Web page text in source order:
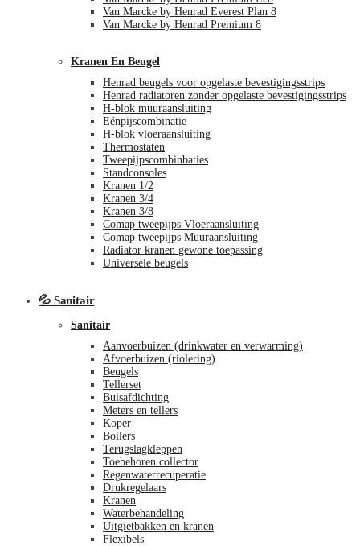
Van Marcke by Henrad Everest Plan 8
Van Marcke by Henrad Premium 8
Kranen En Beugel
Henrad beugels voor opgelaste bevestigingsstrips
Henrad radiatoren zonder opgelaste bevestigingsstrips
H-blok muuraansluiting
Eénpijscombinatie
H-blok vloeraansluiting
Thermostaten
Tweepijpscombinbaties
Standconsoles
Kranen 1/2
Kranen 3/4
Kranen 3/8
Comap tweepijps Vloeraansluiting
Comap tweepijps Muuraansluiting
Radiator kranen gewone toepassing
Universele beugels
💦 Sanitair
Sanitair
Aanvoerbuizen (drinkwater en verwarming)
Afvoerbuizen (riolering)
Beugels
Tellerset
Buisafdichting
Meters en tellers
Koper
Boilers
Terugslagkleppen
Toebehoren collector
Regenwaterrecuperatie
Drukregelaars
Kranen
Waterbehandeling
Uitgietbakken en kranen
Flexibels